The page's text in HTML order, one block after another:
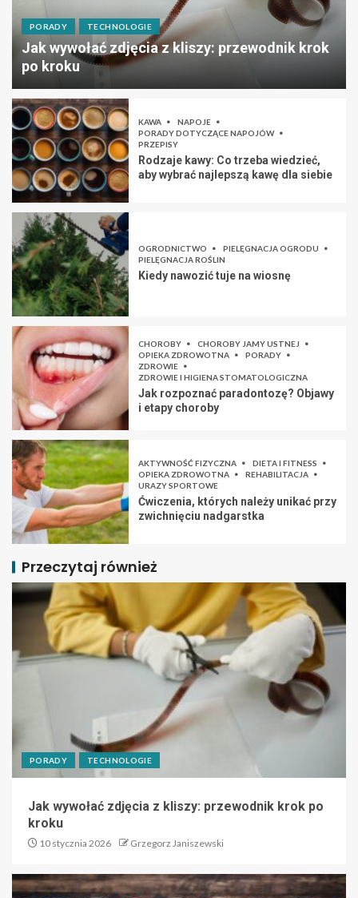
PORADY TECHNOLOGIE
Jak wywołać zdjęcia z kliszy: przewodnik krok
po kroku
KAWA
NAPOJE
PORADY DOTYCZĄCE NAPOJÓW
PRZEPISY
Rodzaje kawy: Co trzeba wiedzieć,
aby wybrać najlepszą kawę dla siebie
OGRODNICTWO
PIELĘGNACJA OGRODU
PIELĘGNACJA ROŚLIN
Kiedy nawozić tuje na wiosnę
CHOROBY
CHOROBY JAMY USTNEJ
OPIEKA ZDROWOTNA
PORADY
ZDROWIE
ZDROWIE I HIGIENA STOMATOLOGICZNA
Jak rozpoznać paradontozę? Objawy
i etapy choroby
AKTYWNOŚĆ FIZYCZNA
DIETA I FITNESS
OPIEKA ZDROWOTNA
REHABILITACJA
URAZY SPORTOWE
Ćwiczenia, których należy unikać przy
zwichnięciu nadgarstka
Przeczytaj również
PORADY TECHNOLOGIE
Jak wywołać zdjęcia z kliszy: przewodnik krok po
kroku
10 stycznia 2026 Grzegorz Janiszewski